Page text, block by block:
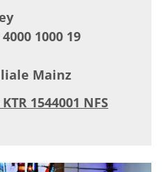
1000 19
Mainz
1544001 NFS